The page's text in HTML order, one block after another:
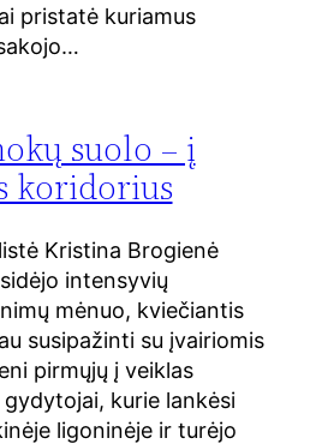
pristatė kuriamus
suolo – į
koridorius
Kristina Brogienė
intensyvių
mėnuo, kviečiantis
susipažinti su įvairiomis
pirmųjų į veiklas
kurie lankėsi
ligoninėje ir turėjo